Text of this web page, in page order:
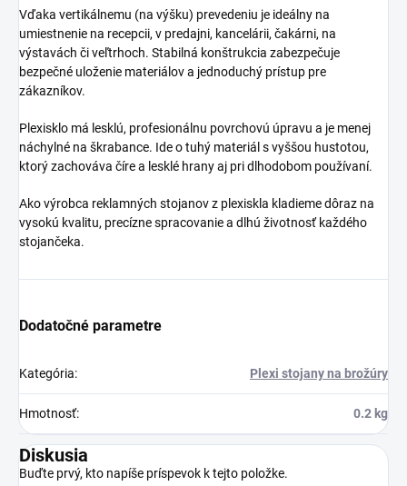
Vďaka vertikálnemu (na výšku) prevedeniu je ideálny na
umiestnenie na recepcii, v predajni, kancelárii, čakárni, na
výstavách či veľtrhoch. Stabilná konštrukcia zabezpečuje
bezpečné uloženie materiálov a jednoduchý prístup pre
zákazníkov.
Plexisklo má lesklú, profesionálnu povrchovú úpravu a je menej
náchylné na škrabance. Ide o tuhý materiál s vyššou hustotou,
ktorý zachováva číre a lesklé hrany aj pri dlhodobom používaní.
Ako výrobca reklamných stojanov z plexiskla kladieme dôraz na
vysokú kvalitu, precízne spracovanie a dlhú životnosť každého
stojančeka.
Dodatočné parametre
Kategória: Plexi stojany na brožúry
Hmotnosť: 0.2 kg
Diskusia
Buďte prvý, kto napíše príspevok k tejto položke.